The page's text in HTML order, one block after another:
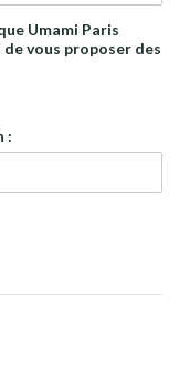
Umami Paris
vous proposer des
: